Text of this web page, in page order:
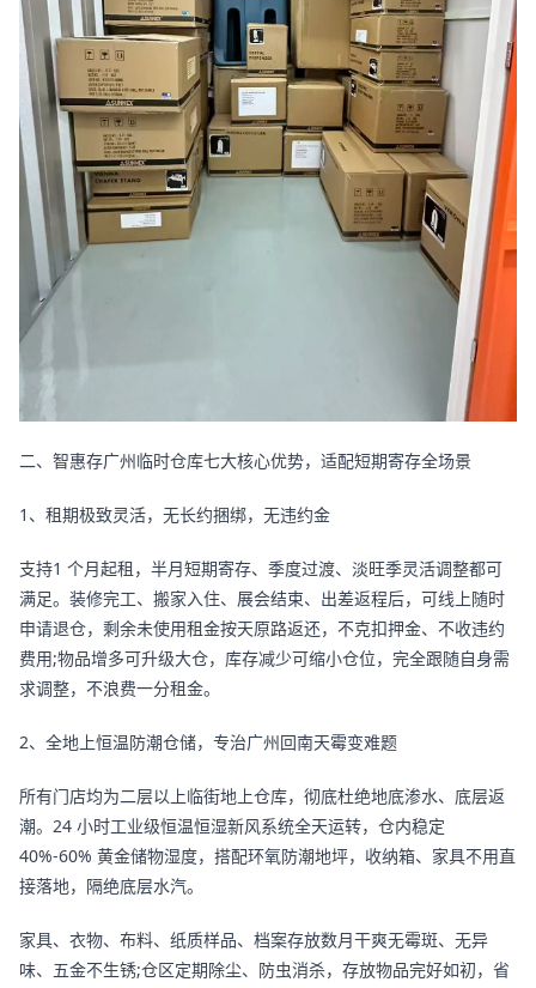
二、智惠存广州临时仓库七大核心优势，适配短期寄存全场景
1、租期极致灵活，无长约捆绑，无违约金
支持1 个月起租，半月短期寄存、季度过渡、淡旺季灵活调整都可
满足。装修完工、搬家入住、展会结束、出差返程后，可线上随时
申请退仓，剩余未使用租金按天原路返还，不克扣押金、不收违约
费用;物品增多可升级大仓，库存减少可缩小仓位，完全跟随自身需
求调整，不浪费一分租金。
2、全地上恒温防潮仓储，专治广州回南天霉变难题
所有门店均为二层以上临街地上仓库，彻底杜绝地底渗水、底层返
潮。24 小时工业级恒温恒湿新风系统全天运转，仓内稳定
40%-60% 黄金储物湿度，搭配环氧防潮地坪，收纳箱、家具不用直
接落地，隔绝底层水汽。
家具、衣物、布料、纸质样品、档案存放数月干爽无霉斑、无异
味、五金不生锈;仓区定期除尘、防虫消杀，存放物品完好如初，省